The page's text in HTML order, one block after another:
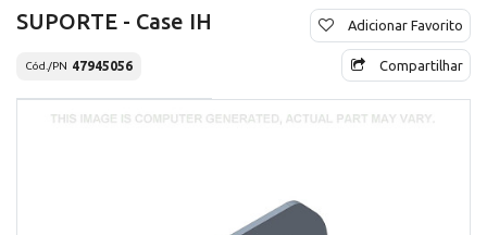
SUPORTE - Case IH
Cód./PN 47945056
Adicionar Favorito
Compartilhar